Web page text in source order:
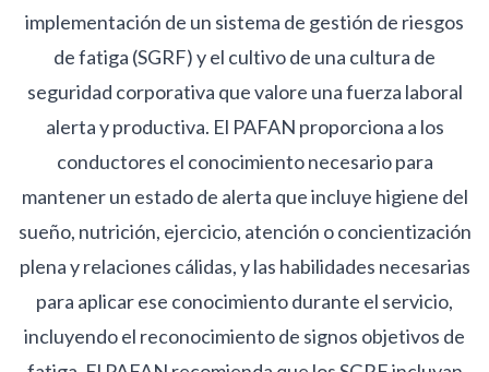
implementación de un sistema de gestión de riesgos
de fatiga (SGRF) y el cultivo de una cultura de
seguridad corporativa que valore una fuerza laboral
alerta y productiva. El PAFAN proporciona a los
conductores el conocimiento necesario para
mantener un estado de alerta que incluye higiene del
sueño, nutrición, ejercicio, atención o concientización
plena y relaciones cálidas, y las habilidades necesarias
para aplicar ese conocimiento durante el servicio,
incluyendo el reconocimiento de signos objetivos de